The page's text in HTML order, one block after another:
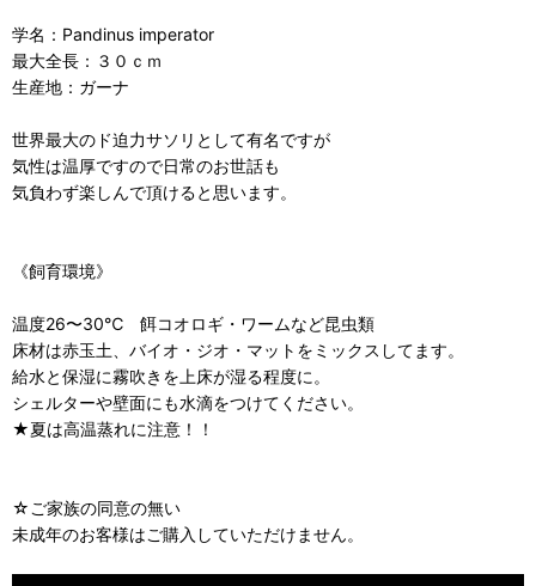
学名：Pandinus imperator
最大全長：３０ｃｍ
生産地：ガーナ
世界最大のド迫力サソリとして有名ですが
気性は温厚ですので日常のお世話も
気負わず楽しんで頂けると思います。
《飼育環境》
温度26〜30℃ 餌コオロギ・ワームなど昆虫類
床材は赤玉土、バイオ・ジオ・マットをミックスしてます。
給水と保湿に霧吹きを上床が湿る程度に。
シェルターや壁面にも水滴をつけてください。
★夏は高温蒸れに注意！！
☆ご家族の同意の無い
未成年のお客様はご購入していただけません。